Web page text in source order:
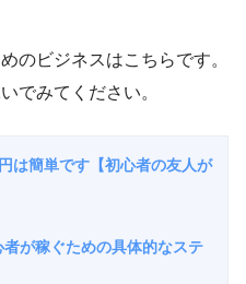
のビジネスはこちらです。
でみてください。
は簡単です【初心者の友人が
が稼ぐための具体的なステ